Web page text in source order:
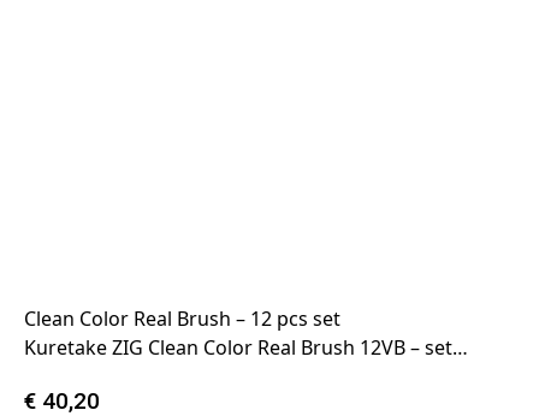
Clean Color Real Brush – 12 pcs set
Kuretake ZIG Clean Color Real Brush 12VB – set…
€ 40,20